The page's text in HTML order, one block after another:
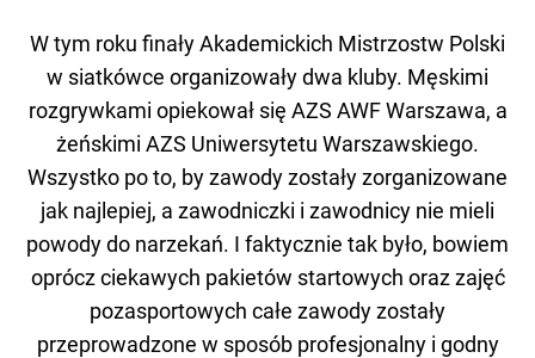
W tym roku finały Akademickich Mistrzostw Polski
w siatkówce organizowały dwa kluby. Męskimi
rozgrywkami opiekował się AZS AWF Warszawa, a
żeńskimi AZS Uniwersytetu Warszawskiego.
Wszystko po to, by zawody zostały zorganizowane
jak najlepiej, a zawodniczki i zawodnicy nie mieli
powody do narzekań. I faktycznie tak było, bowiem
oprócz ciekawych pakietów startowych oraz zajęć
pozasportowych całe zawody zostały
przeprowadzone w sposób profesjonalny i godny